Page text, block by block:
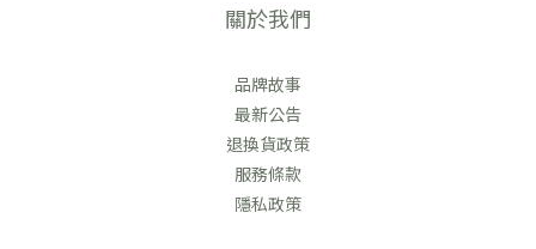
固體香水和香水都是以散發香味為主，不同之處在於香水通常
而固體香水則以天然油脂、精油等成分製成，
關於我們
品牌故事
最新公告
退換貨政策
服務條款
隱私政策